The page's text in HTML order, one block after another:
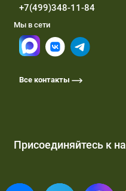
+7(499)348-11-84
Мы в сети
Все контакты
Присоединяйтесь к